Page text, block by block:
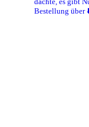
Bestellung über